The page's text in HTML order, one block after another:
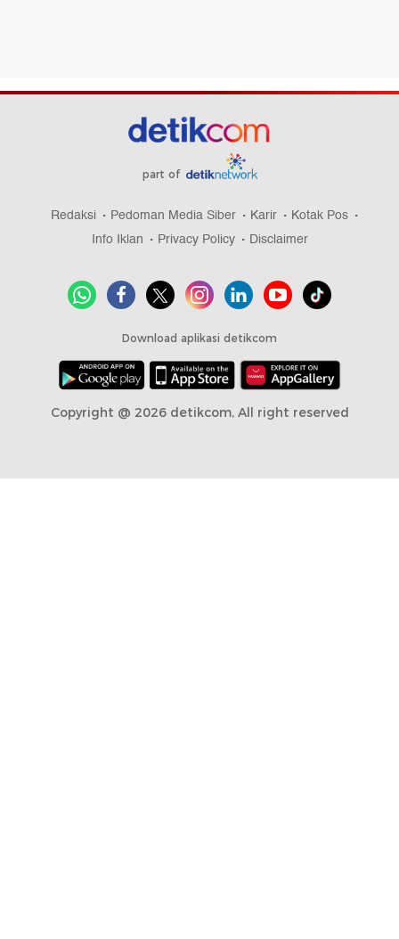
part of
Redaksi Pedoman Media Siber Karir
Kotak Pos
Info Iklan
Privacy Policy Disclaimer
Download aplikasi detikcom
Copyright @ 2026 detikcom, All right reserved